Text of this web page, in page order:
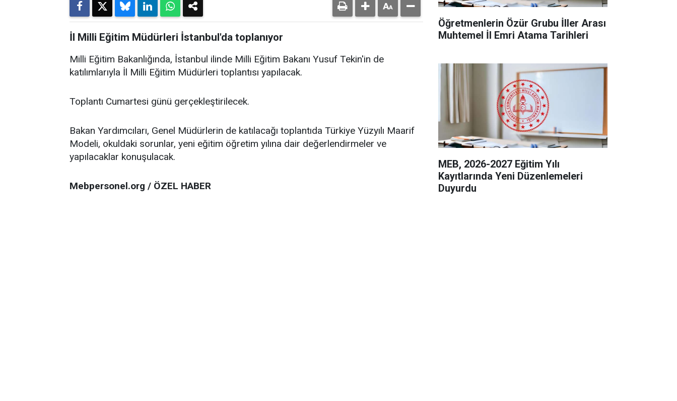
İl Milli Eğitim Müdürleri İstanbul'da toplanıyor
Milli Eğitim Bakanlığında, İstanbul ilinde Milli Eğitim Bakanı Yusuf Tekin'in de
katılımlarıyla İl Milli Eğitim Müdürleri toplantısı yapılacak.
Toplantı Cumartesi günü gerçekleştirilecek.
Bakan Yardımcıları, Genel Müdürlerin de katılacağı toplantıda Türkiye Yüzyılı Maarif
Modeli, okuldaki sorunlar, yeni eğitim öğretim yılına dair değerlendirmeler ve
yapılacaklar konuşulacak.
Mebpersonel.org / ÖZEL HABER
Öğretmenlerin Özür Grubu İller Arası
Muhtemel İl Emri Atama Tarihleri
MEB, 2026-2027 Eğitim Yılı
Kayıtlarında Yeni Düzenlemeleri
Duyurdu